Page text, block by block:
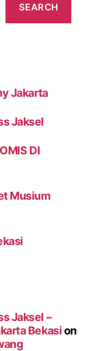
SEARCH
Jakarta
Jaksel
DI
Musium
Jaksel –
Bekasion